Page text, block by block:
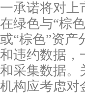
一承诺将对上
在绿色与“棕
或“棕色”资产
和违约数据，
和采集数据。
机构应考虑对